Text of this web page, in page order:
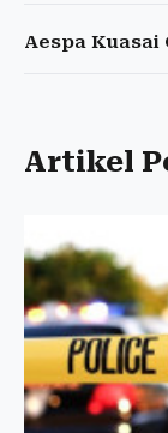
Aespa
Artikel